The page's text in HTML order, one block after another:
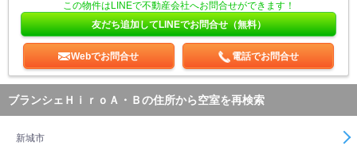
この物件はLINEで不動産会社へお問合せができます！
友だち追加してLINEでお問合せ（無料）
Webでお問合せ 電話でお問合せ
ブランシェＨｉｒｏＡ・Ｂの住所から空室を再検索
新城市